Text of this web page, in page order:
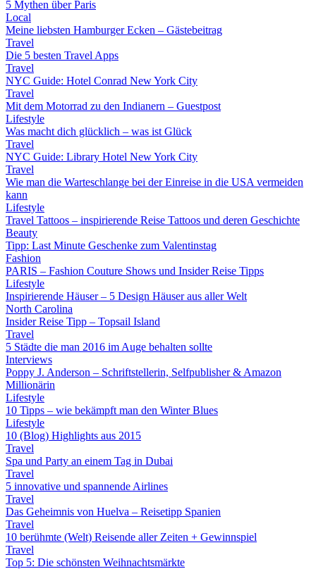
5 Mythen über Paris
Local
Meine liebsten Hamburger Ecken – Gästebeitrag
Travel
Die 5 besten Travel Apps
Travel
NYC Guide: Hotel Conrad New York City
Travel
Mit dem Motorrad zu den Indianern – Guestpost
Lifestyle
Was macht dich glücklich – was ist Glück
Travel
NYC Guide: Library Hotel New York City
Travel
Wie man die Warteschlange bei der Einreise in die USA vermeiden
kann
Lifestyle
Travel Tattoos – inspirierende Reise Tattoos und deren Geschichte
Beauty
Tipp: Last Minute Geschenke zum Valentinstag
Fashion
PARIS – Fashion Couture Shows und Insider Reise Tipps
Lifestyle
Inspirierende Häuser – 5 Design Häuser aus aller Welt
North Carolina
Insider Reise Tipp – Topsail Island
Travel
5 Städte die man 2016 im Auge behalten sollte
Interviews
Poppy J. Anderson – Schriftstellerin, Selfpublisher & Amazon
Millionärin
Lifestyle
10 Tipps – wie bekämpft man den Winter Blues
Lifestyle
10 (Blog) Highlights aus 2015
Travel
Spa und Party an einem Tag in Dubai
Travel
5 innovative und spannende Airlines
Travel
Das Geheimnis von Huelva – Reisetipp Spanien
Travel
10 berühmte (Welt) Reisende aller Zeiten + Gewinnspiel
Travel
Top 5: Die schönsten Weihnachtsmärkte